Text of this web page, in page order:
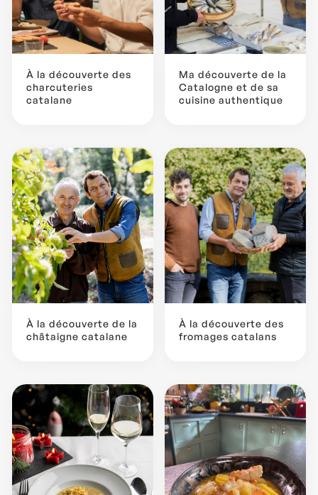
À la découverte des
charcuteries
catalane
Ma découverte de la
Catalogne et de sa
cuisine authentique
À la découverte de la
châtaigne catalane
À la découverte des
fromages catalans